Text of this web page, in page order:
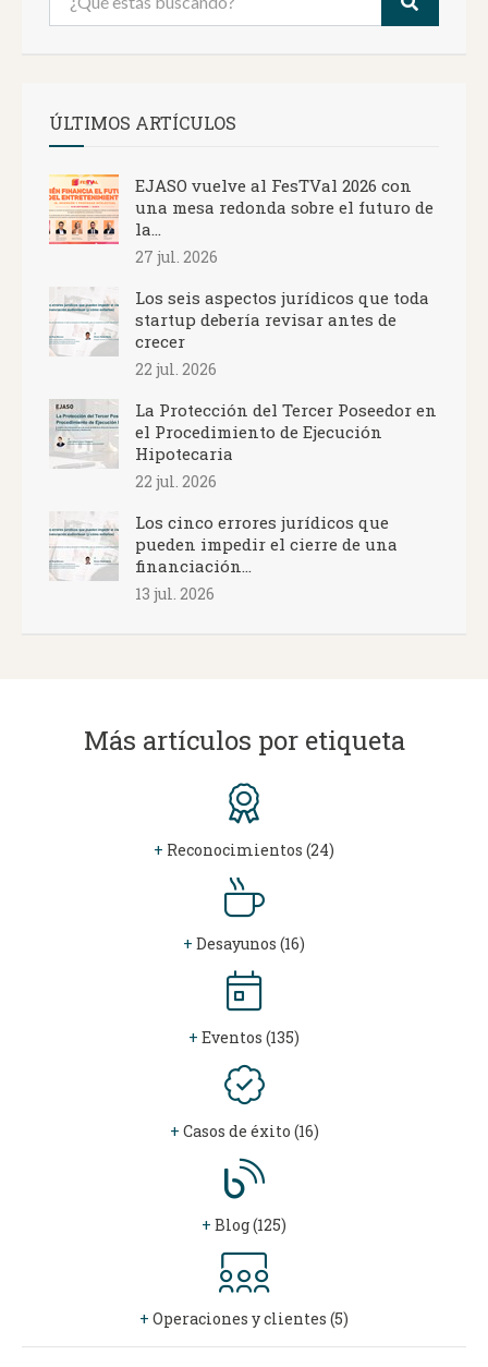
ÚLTIMOS ARTÍCULOS
EJASO vuelve al FesTVal 2026 con
una mesa redonda sobre el futuro de
la...
27 jul. 2026
Los seis aspectos jurídicos que toda
startup debería revisar antes de
crecer
22 jul. 2026
La Protección del Tercer Poseedor en
el Procedimiento de Ejecución
Hipotecaria
22 jul. 2026
Los cinco errores jurídicos que
pueden impedir el cierre de una
financiación...
13 jul. 2026
Más artículos por etiqueta
+ Reconocimientos (24)
+ Desayunos (16)
+ Eventos (135)
+ Casos de éxito (16)
+ Blog (125)
+ Operaciones y clientes (5)